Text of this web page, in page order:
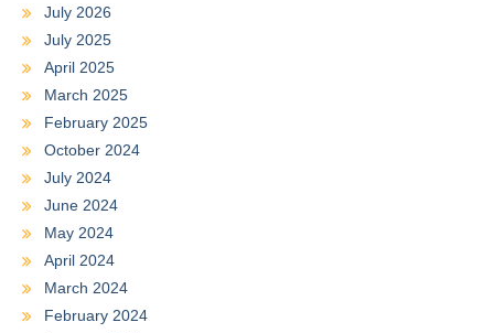
July 2026
July 2025
April 2025
March 2025
February 2025
October 2024
July 2024
June 2024
May 2024
April 2024
March 2024
February 2024